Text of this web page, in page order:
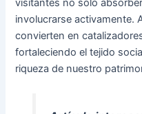
visitantes no solo
involucrarse activamente.
convierten en
fortaleciendo el tejido
riqueza de nuestro